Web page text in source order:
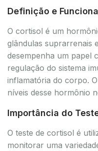
Definição e
O cortisol é um
glândulas suprarrenais
desempenha um papel
regulação do sistema
inflamatória do corpo.
níveis desse hormônio
Importância do
O teste de cortisol é
monitorar uma